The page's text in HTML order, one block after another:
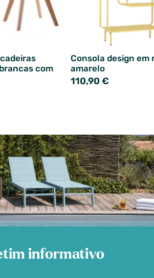
com
Consola design em
amarelo
110,90 €
informativo